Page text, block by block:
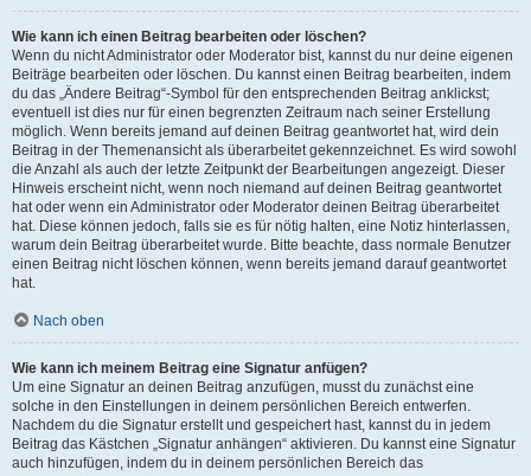
Wie kann ich einen Beitrag bearbeiten oder löschen?
Wenn du nicht Administrator oder Moderator bist, kannst du nur deine eigenen
Beiträge bearbeiten oder löschen. Du kannst einen Beitrag bearbeiten, indem
du das „Ändere Beitrag“-Symbol für den entsprechenden Beitrag anklickst;
eventuell ist dies nur für einen begrenzten Zeitraum nach seiner Erstellung
möglich. Wenn bereits jemand auf deinen Beitrag geantwortet hat, wird dein
Beitrag in der Themenansicht als überarbeitet gekennzeichnet. Es wird sowohl
die Anzahl als auch der letzte Zeitpunkt der Bearbeitungen angezeigt. Dieser
Hinweis erscheint nicht, wenn noch niemand auf deinen Beitrag geantwortet
hat oder wenn ein Administrator oder Moderator deinen Beitrag überarbeitet
hat. Diese können jedoch, falls sie es für nötig halten, eine Notiz hinterlassen,
warum dein Beitrag überarbeitet wurde. Bitte beachte, dass normale Benutzer
einen Beitrag nicht löschen können, wenn bereits jemand darauf geantwortet
hat.
Nach oben
Wie kann ich meinem Beitrag eine Signatur anfügen?
Um eine Signatur an deinen Beitrag anzufügen, musst du zunächst eine
solche in den Einstellungen in deinem persönlichen Bereich entwerfen.
Nachdem du die Signatur erstellt und gespeichert hast, kannst du in jedem
Beitrag das Kästchen „Signatur anhängen“ aktivieren. Du kannst eine Signatur
auch hinzufügen, indem du in deinem persönlichen Bereich das